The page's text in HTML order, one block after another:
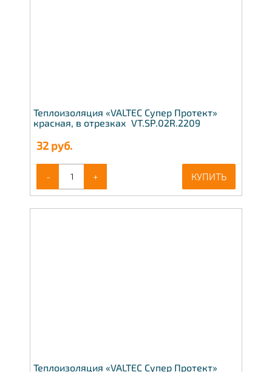
Теплоизоляция «VALTEC Супер Протект»
красная, в отрезках VT.SP.02R.2209
32 руб.
- + КУПИТЬ
Теплоизоляция «VALTEC Супер Протект»